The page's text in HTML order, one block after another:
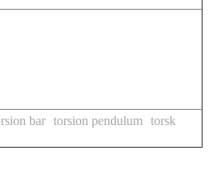
bar torsion pendulum
torsk